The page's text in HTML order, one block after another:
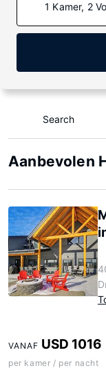
1 Kamer, 2
Search
Aanbevolen
VANAF USD 1016
per kamer / per nacht